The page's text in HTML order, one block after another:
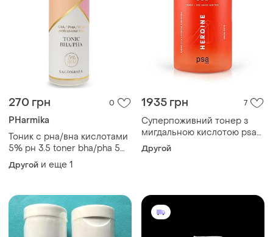
270 грн 0
PHarmika
Тоник с рна/вна кислотами
5% рн 3.5 toner bha/pha 5%
рн 3.5, 250 мл
Другой и еще 1
1935 грн 7
Суперпоживний тонер з
мигдальною кислотою psa
heroine mandelic & licorice
superfood glow toner 100ml
Другой